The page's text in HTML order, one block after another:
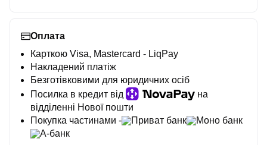
Оплата
Карткою Visa, Mastercard - LiqPay
Накладений платіж
Безготівковими для юридичних осіб
Посилка в кредит від
на
відділенні Нової пошти
Покупка частинами -
Приват банк
Моно банк
А-банк